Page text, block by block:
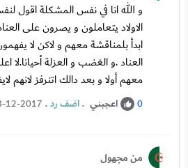
و الله انا في نفس المشكلة اقول
الاولاد يتعاملون و يصرون على
ابدأ بلمناقشة معهم و لاكن لا
العناد .و الغضب و العزلة أحيانا.لا
معهم أولا و بعد دالك اتنرفز لانهم
0 اعجبني .اضف رد.
12-2017
من مجهول